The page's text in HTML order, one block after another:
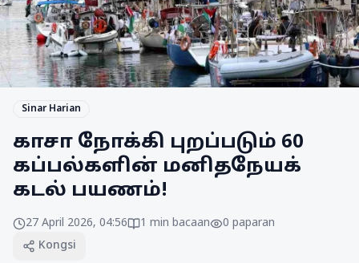
Sinar Harian
காசா நோக்கி புறப்படும் 60
கப்பல்களின் மனிதநேயக்
கடல் பயணம்!
27 April 2026, 04:56 1 min bacaan 0 paparan
Kongsi